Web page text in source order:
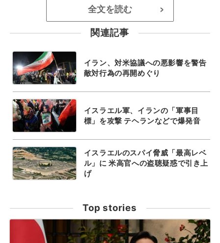
全文を読む >
関連記事
イラン、対米協議への悪影響を警告
敵対行為の再開めぐり
イスラエル軍、イランの「軍事目
標」を攻撃 テヘランなどで爆発音
イスラエルのスパイ脅威「最高レベ
ル」に 米高官への盗聴疑惑で引き上
げ
Top stories